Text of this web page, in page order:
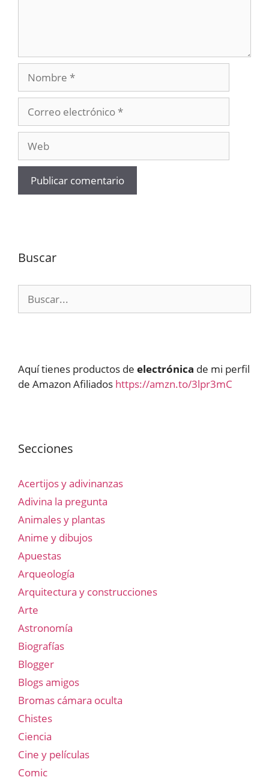
Nombre
electrónico
Buscar
Aquí tienes productos de electrónica de mi perfil
de Amazon Afiliados https://amzn.to/3lpr3mC
Secciones
Acertijos y adivinanzas
Adivina la pregunta
Animales y plantas
Anime y dibujos
Apuestas
Arqueología
Arquitectura y construcciones
Arte
Astronomía
Biografías
Blogger
Blogs amigos
Bromas cámara oculta
Chistes
Ciencia
Cine y películas
Comic